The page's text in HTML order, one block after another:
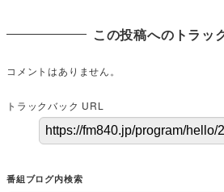
この投稿へのトラッ
コメントはありません。
トラックバック URL
番組ブログ内検索